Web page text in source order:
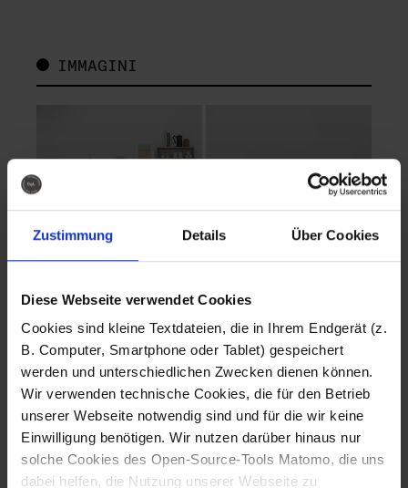
Zustimmung Details Über Cookies
Diese Webseite verwendet Cookies
Cookies sind kleine Textdateien, die in Ihrem Endgerät (z.
B. Computer, Smartphone oder Tablet) gespeichert
werden und unterschiedlichen Zwecken dienen können.
Wir verwenden technische Cookies, die für den Betrieb
unserer Webseite notwendig sind und für die wir keine
Einwilligung benötigen. Wir nutzen darüber hinaus nur
solche Cookies des Open-Source-Tools Matomo, die uns
dabei helfen, die Nutzung unserer Webseite zu
IMMAGINI
Fotografo: Lorenz
Sternbach
Download
Fotografo: Lorenz
Sternbach
Download